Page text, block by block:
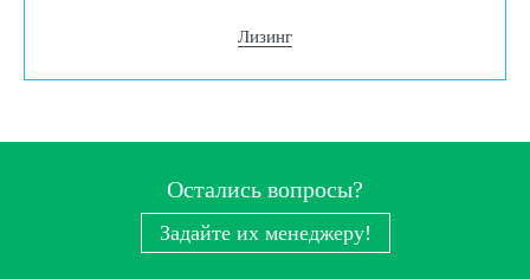
Лизинг
Остались вопросы?
Задайте их менеджеру!